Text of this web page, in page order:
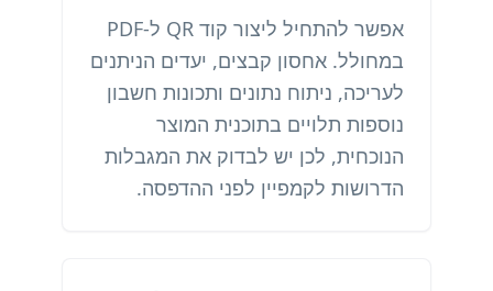
אפשר להתחיל ליצור קוד QR ל-PDF
במחולל. אחסון קבצים, יעדים הניתנים
לעריכה, ניתוח נתונים ותכונות חשבון
נוספות תלויים בתוכנית המוצר
הנוכחית, לכן יש לבדוק את המגבלות
הדרושות לקמפיין לפני ההדפסה.